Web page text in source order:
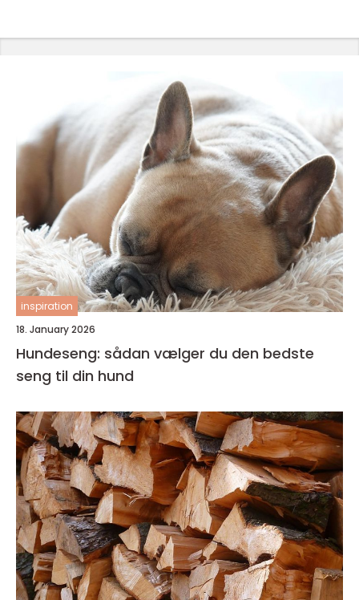
inspiration
18. January 2026
Hundeseng: sådan vælger du den bedste
seng til din hund